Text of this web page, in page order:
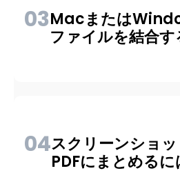
03Macまたは
ファイルを結合す
04スクリーンショ
PDFにまとめるに